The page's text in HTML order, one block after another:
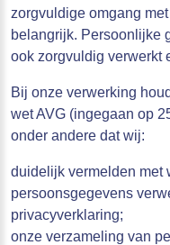
zorgvuldige omgang
belangrijk. Persoonlijke
ook zorgvuldig verwerkt
Bij onze verwerking
wet AVG (ingegaan op
onder andere dat wij:
duidelijk vermelden met
persoonsgegevens
privacyverklaring;
onze verzameling van